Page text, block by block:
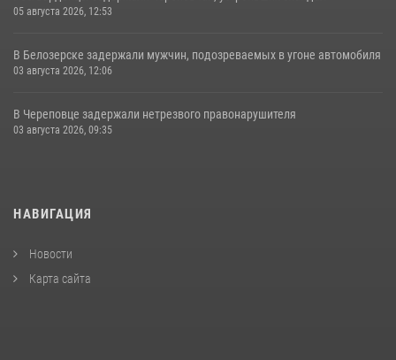
05 августа 2026, 12:53
В Белозерске задержали мужчин, подозреваемых в угоне автомобиля
03 августа 2026, 12:06
В Череповце задержали нетрезвого правонарушителя
03 августа 2026, 09:35
НАВИГАЦИЯ
Новости
Карта сайта